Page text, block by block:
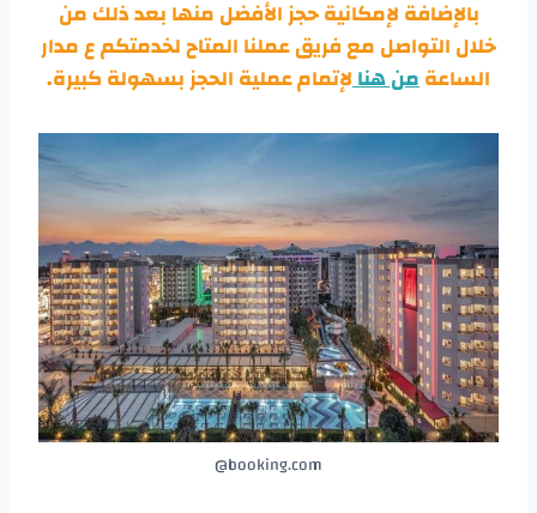
بالإضافة لإمكانية حجز الأفضل منها بعد ذلك من
خلال التواصل مع فريق عملنا المتاح لخدمتكم ع مدار
الساعةمن هنالإتمام عملية الحجز بسهولة كبيرة.
booking.com@